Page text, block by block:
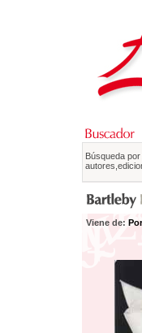
Búsqueda por
Viene de: